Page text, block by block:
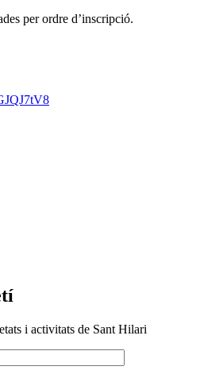
per ordre d’inscripció.
i activitats de Sant Hilari